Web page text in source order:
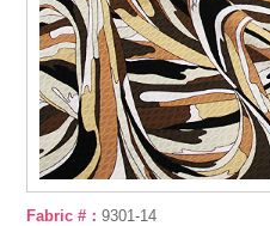
Fabric #：9301-14